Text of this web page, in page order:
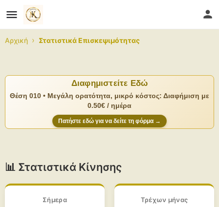
Αρχική › Στατιστικά Επισκεψιμότητας
Διαφημιστείτε Εδώ
Θέση 010 • Μεγάλη ορατότητα, μικρό κόστος: Διαφήμιση με
0.50€ / ημέρα
Πατήστε εδώ για να δείτε τη φόρμα →
📊 Στατιστικά Κίνησης
Σήμερα Τρέχων μήνας